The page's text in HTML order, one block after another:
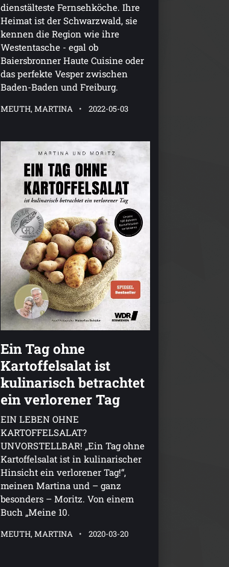
dienstälteste Fernsehköche. Ihre
Heimat ist der Schwarzwald, sie
kennen die Region wie ihre
Westentasche - egal ob
Baiersbronner Haute Cuisine oder
das perfekte Vesper zwischen
Baden-Baden und Freiburg.
MEUTH, MARTINA 2022-05-03
Ein Tag ohne
Kartoffelsalat ist
kulinarisch betrachtet
ein verlorener Tag
EIN LEBEN OHNE
KARTOFFELSALAT?
UNVORSTELLBAR! „Ein Tag ohne
Kartoffelsalat ist in kulinarischer
Hinsicht ein verlorener Tag!“,
meinen Martina und – ganz
besonders – Moritz. Von einem
Buch „Meine 10.
MEUTH, MARTINA 2020-03-20